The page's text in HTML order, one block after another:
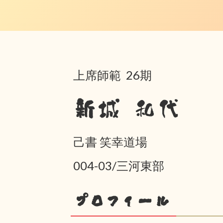
上席師範 26期
新城 和代
己書 笑幸道場
004-03/三河東部
プロフィール